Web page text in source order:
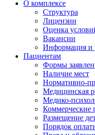
О комплексе
Структура
Лицензии
Оценка
Вакансии
Информация и
Пациентам
Формы
Наличие мест
Нормативно-
Медицинская
Медико-
Коммерческие
Размещение
Порядок